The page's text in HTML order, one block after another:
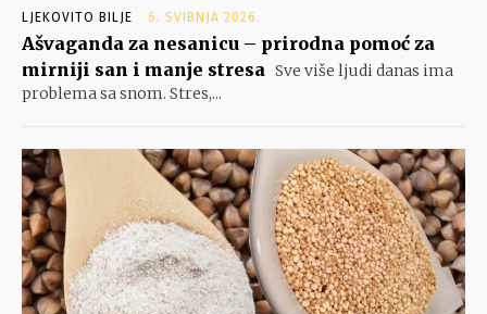
LJEKOVITO BILJE 6. SVIBNJA 2026.
Ašvaganda za nesanicu – prirodna pomoć za
mirniji san i manje stresa Sve više ljudi danas ima
problema sa snom. Stres,...